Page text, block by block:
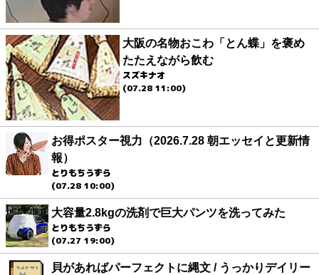
大阪の名物おこわ「とん蝶」を褒め
たたえながら飲む
スズキナオ
(07.28 11:00)
お得ポスター視力（2026.7.28 朝エッセイと更新情
報）
とりもちうずら
(07.28 10:00)
大容量2.8kgの洗剤で巨大パンツを洗ってみた
とりもちうずら
(07.27 19:00)
貝があればパーフェクトに縄文 / うっかりデイリー